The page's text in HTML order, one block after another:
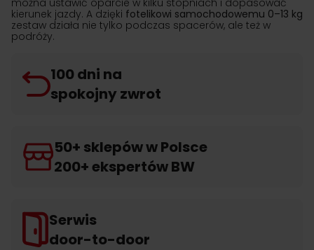
można ustawić oparcie w kilku stopniach i dopasować
kierunek jazdy. A dzięki fotelikowi samochodowemu 0–13 kg
zestaw działa nie tylko podczas spacerów, ale też w
podróży.
100 dni na
spokojny zwrot
50+ sklepów w Polsce
200+ ekspertów BW
Serwis
door-to-door